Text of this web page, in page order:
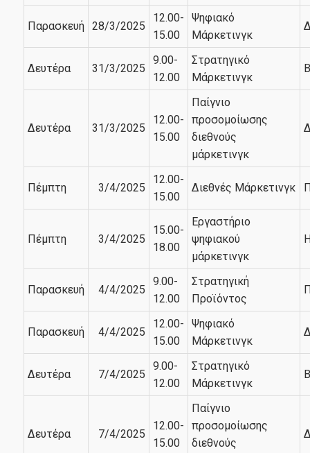
Παρασκευή 28/3/2025
12.00-
15.00
Ψηφιακό
Μάρκετινγκ
Δευτέρα 31/3/2025
9.00-
12.00
Στρατηγικό
Μάρκετινγκ
Δευτέρα 31/3/2025
12.00-
15.00
Παίγνιο
προσομοίωσης
διεθνούς
μάρκετινγκ
Πέμπτη 3/4/2025
12.00-
15.00
Διεθνές Μάρκετινγκ
Πέμπτη 3/4/2025
15.00-
18.00
Εργαστήριο
ψηφιακού
μάρκετινγκ
Παρασκευή 4/4/2025
9.00-
12.00
Στρατηγική
Προϊόντος
Παρασκευή 4/4/2025
12.00-
15.00
Ψηφιακό
Μάρκετινγκ
Δευτέρα 7/4/2025
9.00-
12.00
Στρατηγικό
Μάρκετινγκ
Δευτέρα 7/4/2025
12.00-
15.00
Παίγνιο
προσομοίωσης
διεθνούς